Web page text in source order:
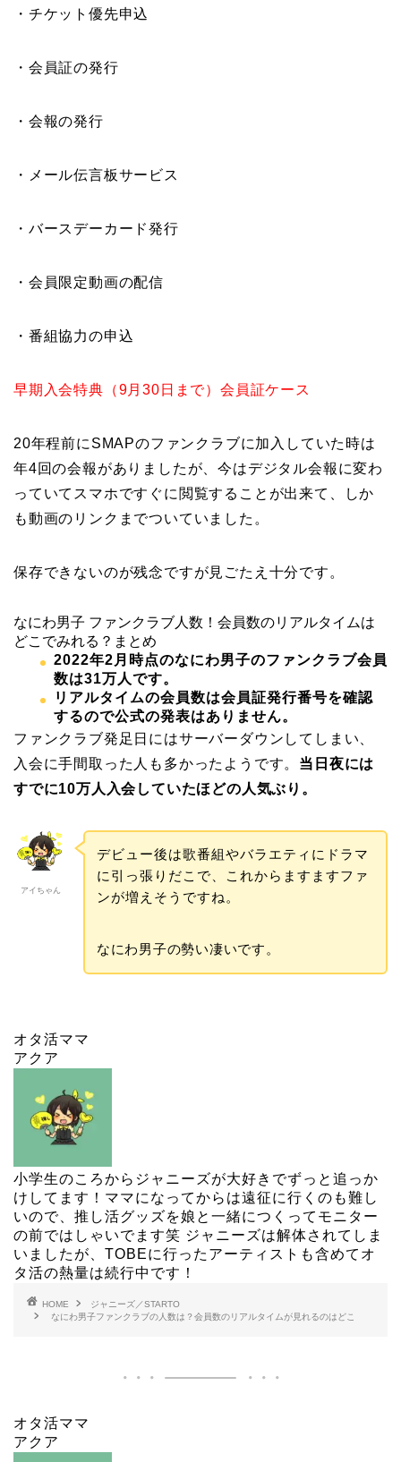
・チケット優先申込
・会員証の発行
・会報の発行
・メール伝言板サービス
・バースデーカード発行
・会員限定動画の配信
・番組協力の申込
早期入会特典（9月30日まで）会員証ケース
20年程前にSMAPのファンクラブに加入していた時は
年4回の会報がありましたが、今はデジタル会報に変わ
っていてスマホですぐに閲覧することが出来て、しか
も動画のリンクまでついていました。
保存できないのが残念ですが見ごたえ十分です。
なにわ男子 ファンクラブ人数！会員数のリアルタイムは
どこでみれる？まとめ
2022年2月時点のなにわ男子のファンクラブ会員
数は31万人です。
リアルタイムの会員数は会員証発行番号を確認
するので公式の発表はありません。
ファンクラブ発足日にはサーバーダウンしてしまい、
入会に手間取った人も多かったようです。 当日夜には
すでに10万人入会していたほどの人気ぶり。
アイちゃん
デビュー後は歌番組やバラエティにドラマ
に引っ張りだこで、これからますますファ
ンが増えそうですね。
なにわ男子の勢い凄いです。
オタ活ママ
アクア
小学生のころからジャニーズが大好きでずっと追っか
けしてます！ママになってからは遠征に行くのも難し
いので、推し活グッズを娘と一緒につくってモニター
の前ではしゃいでます笑 ジャニーズは解体されてしま
いましたが、TOBEに行ったアーティストも含めてオ
タ活の熱量は続行中です！
HOME
ジャニーズ／STARTO
なにわ男子ファンクラブの人数は？会員数のリアルタイムが見れるのはどこ
オタ活ママ
アクア